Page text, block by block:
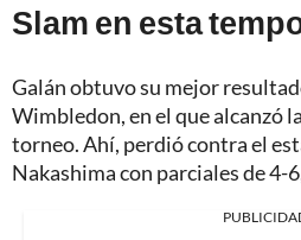
Slam en esta
Galán obtuvo su mejor
Wimbledon, en el que alcanzó
torneo. Ahí, perdió contra el
Nakashima con parciales de 4-